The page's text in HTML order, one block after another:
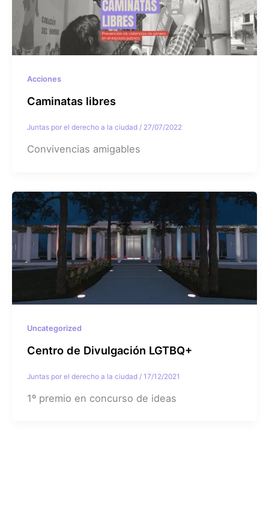
Acciones
Caminatas libres
Juntas por el derecho a la ciudad / 27/07/2022
Convivencias amigables
Uncategorized
Centro de Divulgación LGTBQ+
Juntas por el derecho a la ciudad / 17/12/2021
1º premio en concurso de ideas